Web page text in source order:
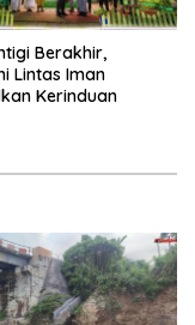
Berakhir,
Lintas Iman
Kerinduan